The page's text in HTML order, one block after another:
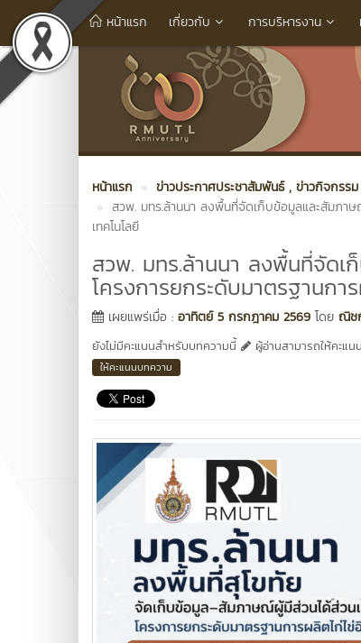
หน้าแรก เกี่ยวกับ การบริหารงาน
หน้าแรก ข่าวประกาศประชาสัมพันธ์ , ข่าวกิจกรรม
สวพ. มทร.ล้านนา ลงพื้นที่จัดเก็บข้อมูลและสัมภา
เทคโนโลยี
สวพ. มทร.ล้านนา ลงพื้นที่จัดเ
โครงการยกระดับมาตรฐานกา
เผยแพร่เมื่อ : อาทิตย์ 5 กรกฎาคม 2569 โดย ณิช
ยังไม่มีคะแนนสำหรับบทความนี้
ผู้อ่านสามารถให้คะแ
ให้คะแนนบทความ